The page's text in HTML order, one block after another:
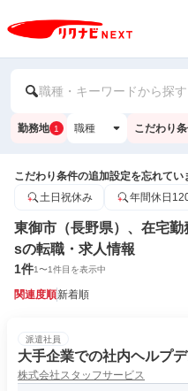
職種・キーワードから探す
勤務地 1 職種 こだわり
こだわり条件の追加設定を忘れてい
土日祝休み
年間休日
東御市（長野県）、在宅
sの転職・求人情報
1件1〜1件目を表示中
関連度順新着順
派遣社員
大手企業での社内ヘルプ
株式会社スタッフサービス